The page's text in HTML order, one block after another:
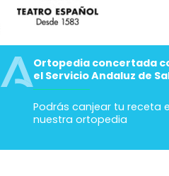
Ortopedia concertada
el Servicio Andaluz de
Podrás canjear tu receta
nuestra ortopedia